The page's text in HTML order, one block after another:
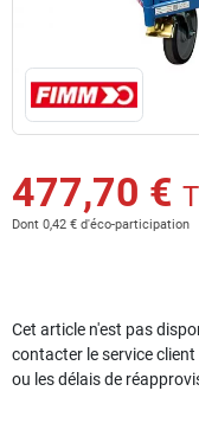
477,70 €
Dont 0,42 € d'éco-participation
Cet article n'est pas
contacter le service
ou les délais de